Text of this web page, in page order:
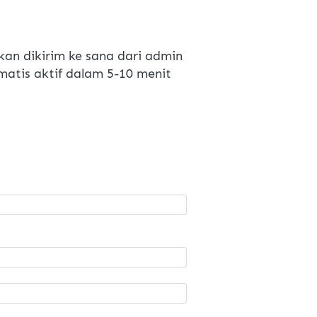
dikirim ke sana dari admin
aktif dalam 5-10 menit